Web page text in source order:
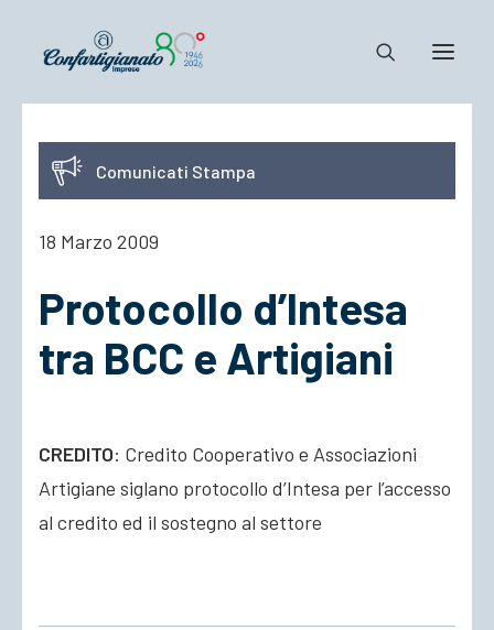
Notizie e Documenti
Confartigianato
Cosa Facciamo
Comunicati Stampa
18 Marzo 2009
Protocollo d’Intesa
tra BCC e Artigiani
CREDITO: Credito Cooperativo e Associazioni
Artigiane siglano protocollo d’Intesa per l’accesso
al credito ed il sostegno al settore